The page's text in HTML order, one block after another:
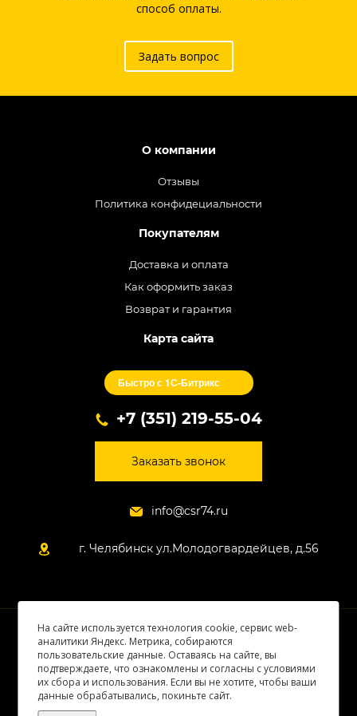
способ оплаты.
Задать вопрос
О компании
Отзывы
Политика конфидециальности
Покупателям
Доставка и оплата
Как оформить заказ
Возврат и гарантия
Карта сайта
Быстро с 1С-Битрикс
+7 (351) 219-55-04
Заказать звонок
info@csr74.ru
г. Челябинск ул.Молодогвардейцев, д.56
© 2026 Все права защищены
На сайте используется технология cookie, сервис web-
аналитики Яндекс. Метрика, собираются
пользовательские данные. Оставаясь на сайте, вы
подтверждаете, что ознакомлены и согласны с условиями
их сбора и использования. Если вы не хотите, чтобы ваши
данные обрабатывались, покиньте сайт.